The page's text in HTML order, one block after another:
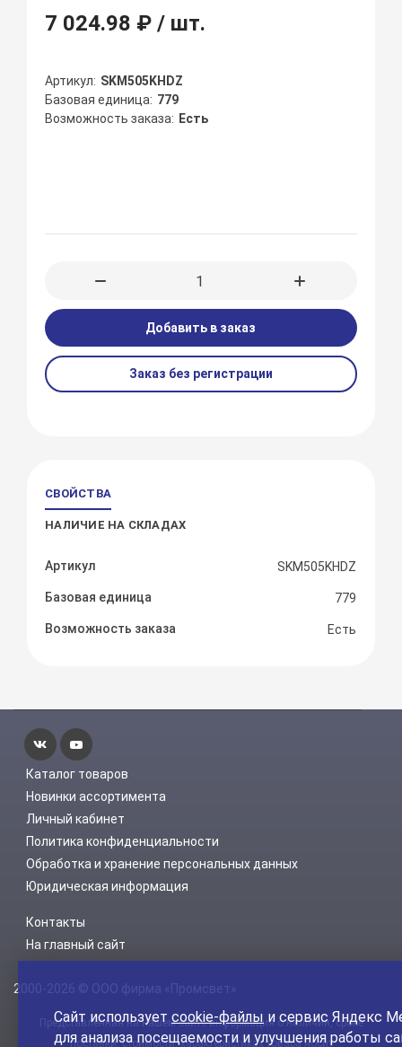
7 024.98 ₽/ шт.
Артикул
SKM505KHDZ
Базовая единица 779
Возможность заказа
Есть
Добавить в заказ
Заказ без регистрации
СВОЙСТВА
НАЛИЧИЕ НА СКЛАДАХ
Артикул SKM505KHDZ
Базовая единица 779
Возможность заказа Есть
Каталог товаров
Новинки ассортимента
Личный кабинет
Политика конфиденциальности
Обработка и хранение персональных данных
Юридическая информация
Контакты
На главный сайт
2000-2026 © ООО фирма «Промсвет»
Представленная на нашем сайте информация о наличии, сроке
поставки, стоимости, характеристиках товара носит
Сайт используетcookie-файлы и сервис Яндекс
для анализа посещаемости и улучшения работы